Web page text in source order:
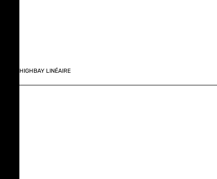
HIGHBAY LINÉAIRE